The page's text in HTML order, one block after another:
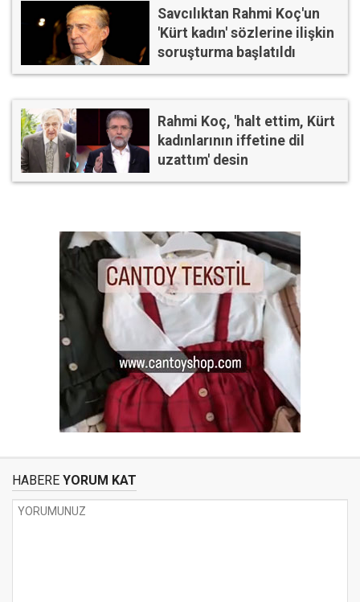
Savcılıktan Rahmi Koç'un
'Kürt kadın' sözlerine ilişkin
soruşturma başlatıldı
Rahmi Koç, 'halt ettim, Kürt
kadınlarının iffetine dil
uzattım' desin
HABERE YORUM KAT